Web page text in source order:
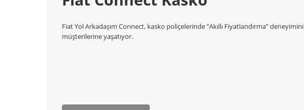
Fiat Yol Arkadaşım Connect, kasko poliçelerinde “Akıllı Fiyatlandırma” deneyimini
müşterilerine yaşatıyor.